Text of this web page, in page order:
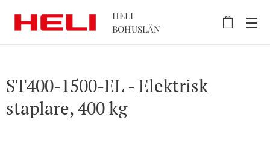
HELI
BOHUSLÄN
ST400-1500-EL - Elektrisk
staplare, 400 kg